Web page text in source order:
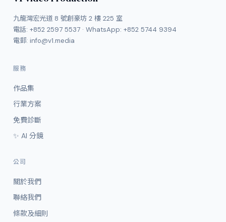
九龍灣宏光道 8 號創豪坊 2 樓 225 室
電話: +852 2597 5537· WhatsApp: +852 5744 9394
電郵: info@v1.media
服務
作品集
行業方案
免費診斷
✨ AI 分鏡
公司
關於我們
聯絡我們
條款及細則